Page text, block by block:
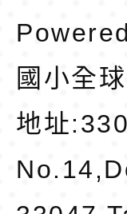
國小全
地址: